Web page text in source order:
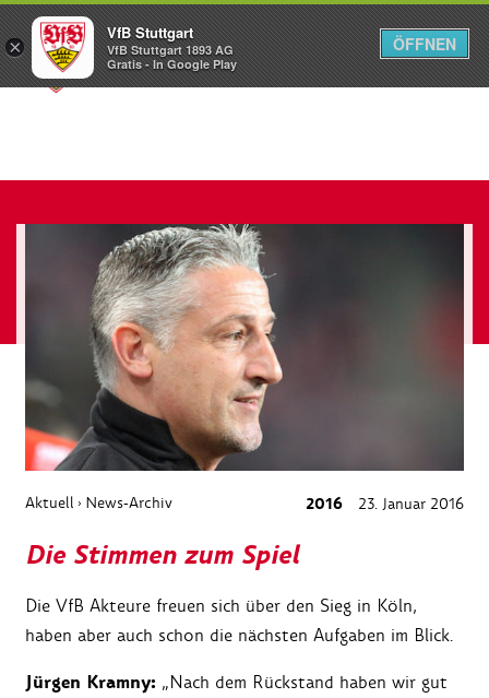
Menü
Aktuell › News-Archiv 2016 23. Januar 2016
Die Stimmen zum Spiel
Die VfB Akteure freuen sich über den Sieg in Köln,
haben aber auch schon die nächsten Aufgaben im Blick.
Jürgen Kramny: „Nach dem Rückstand haben wir gut
×
VfB Stuttgart
VfB Stuttgart 1893 AG
Gratis - In Google Play
ÖFFNEN